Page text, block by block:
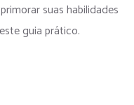
suas habilidades
guia prático.